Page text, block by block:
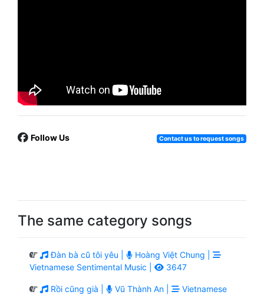
Follow Us Contact us to request songs
The same category songs
Đàn bà cũ tôi yêu |
Hoàng Việt Chung |
Vietnamese Sentimental Music |
3647
Rồi cũng già | Vũ Thành An |
Vietnamese